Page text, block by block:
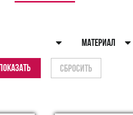
МАТЕРИАЛ